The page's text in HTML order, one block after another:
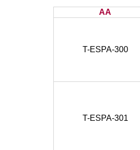
AA
T-ESPA-300
T-ESPA-301